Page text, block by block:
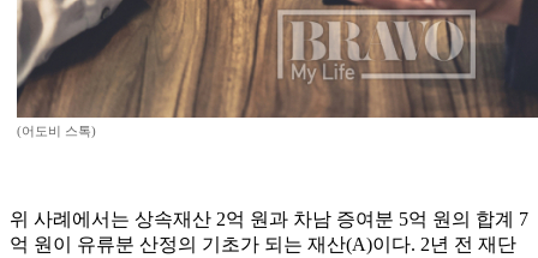
(어도비 스톡)
위 사례에서는 상속재산 2억 원과 차남 증여분 5억 원의 합계 7
억 원이 유류분 산정의 기초가 되는 재산(A)이다. 2년 전 재단